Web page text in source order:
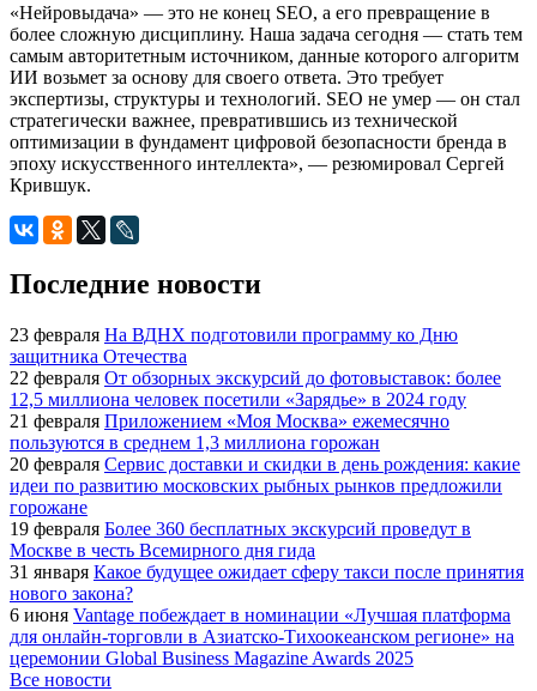
«Нейровыдача» — это не конец SEO, а его превращение в
более сложную дисциплину. Наша задача сегодня — стать тем
самым авторитетным источником, данные которого алгоритм
ИИ возьмет за основу для своего ответа. Это требует
экспертизы, структуры и технологий. SEO не умер — он стал
стратегически важнее, превратившись из технической
оптимизации в фундамент цифровой безопасности бренда в
эпоху искусственного интеллекта», — резюмировал Сергей
Крившук.
Последние новости
23 февраля На ВДНХ подготовили программу ко Дню
защитника Отечества
22 февраля От обзорных экскурсий до фотовыставок: более
12,5 миллиона человек посетили «Зарядье» в 2024 году
21 февраля Приложением «Моя Москва» ежемесячно
пользуются в среднем 1,3 миллиона горожан
20 февраля Сервис доставки и скидки в день рождения: какие
идеи по развитию московских рыбных рынков предложили
горожане
19 февраля Более 360 бесплатных экскурсий проведут в
Москве в честь Всемирного дня гида
31 января Какое будущее ожидает сферу такси после принятия
нового закона?
6 июня Vantage побеждает в номинации «Лучшая платформа
для онлайн-торговли в Азиатско-Тихоокеанском регионе» на
церемонии Global Business Magazine Awards 2025
Все новости